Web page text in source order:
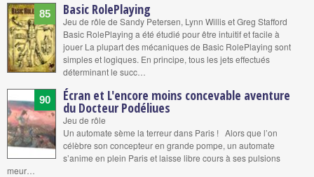
85 Basic RolePlaying
Jeu de rôle de Sandy Petersen, Lynn Willis et Greg Stafford
Basic RolePlaying a été étudié pour être intuitif et facile à
jouer La plupart des mécaniques de Basic RolePlaying sont
simples et logiques. En principe, tous les jets effectués
déterminant le succ…
90 Écran et L'encore moins concevable aventure
du Docteur Podéliues
Jeu de rôle
Un automate sème la terreur dans Paris ! Alors que l’on
célèbre son concepteur en grande pompe, un automate
s’anime en plein Paris et laisse libre cours à ses pulsions
meur…